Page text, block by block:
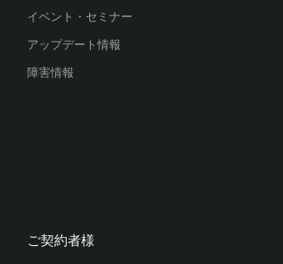
イベント・セミナー
アップデート情報
障害情報
ご契約者様